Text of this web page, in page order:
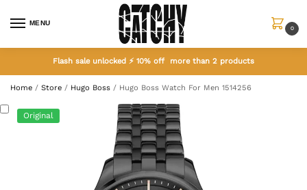
MENU
0
Flash sale unlocked ⚡ 10% off more than 2 products
Home / Store / Hugo Boss / Hugo Boss Watch For Men 1514256
Original